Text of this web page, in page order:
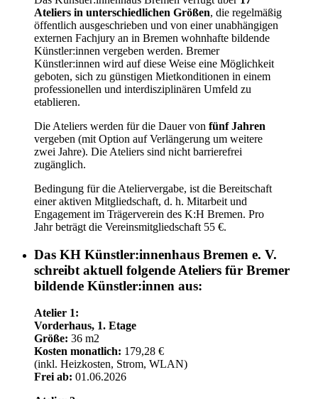
Ateliers in unterschiedlichen Größen, die regelmäßig
öffentlich ausgeschrieben und von einer unabhängigen
externen Fachjury an in Bremen wohnhafte bildende
Künstler:innen vergeben werden. Bremer
Künstler:innen wird auf diese Weise eine Möglichkeit
geboten, sich zu günstigen Mietkonditionen in einem
professionellen und interdisziplinären Umfeld zu
etablieren.
Die Ateliers werden für die Dauer von fünf Jahren
vergeben (mit Option auf Verlängerung um weitere
zwei Jahre). Die Ateliers sind nicht barrierefrei
zugänglich.
Bedingung für die Ateliervergabe, ist die Bereitschaft
einer aktiven Mitgliedschaft, d. h. Mitarbeit und
Engagement im Trägerverein des K:H Bremen. Pro
Jahr beträgt die Vereinsmitgliedschaft 55 €.
Das KH Künstler:innenhaus Bremen e. V.
schreibt aktuell folgende Ateliers für Bremer
bildende Künstler:innen aus:
Atelier 1:
Vorderhaus, 1. Etage
Größe: 36 m2
Kosten monatlich: 179,28 €
(inkl. Heizkosten, Strom, WLAN)
Frei ab: 01.06.2026